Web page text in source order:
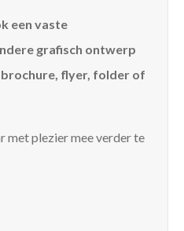
een vaste
grafisch ontwerp
flyer, folder of
met plezier mee verder te